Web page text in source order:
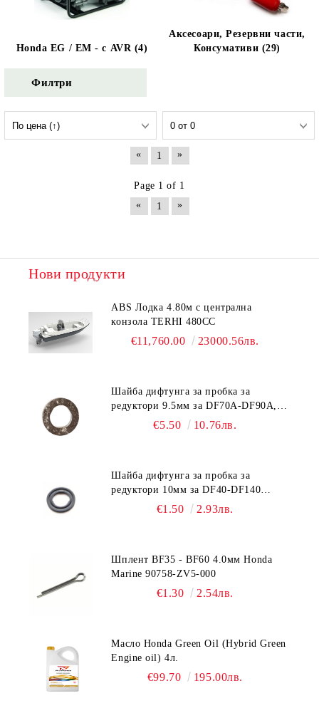
Honda EG / EM - с AVR (4)
Аксесоари, Резервни части,
Консумативи (29)
Филтри
« 1 »
Page 1 of 1
«
1 »
Нови продукти
ABS Лодка 4.80м с централна
конзола TERHI 480CC
€11,760.00 23000.56лв.
Шайба дифтунга за пробка за
редуктори 9.5мм за DF70A-DF90A,
DF150-DF350 Suzuki 09168-10038
€5.50 10.76лв.
Шайба дифтунга за пробка за
редуктори 10мм за DF40-DF140
Suzuki 09168-10022
€1.50 2.93лв.
Шплент BF35 - BF60 4.0мм Honda
Marine 90758-ZV5-000
€1.30 2.54лв.
Масло Honda Green Oil (Hybrid Green
Engine oil) 4л.
€99.70 195.00лв.